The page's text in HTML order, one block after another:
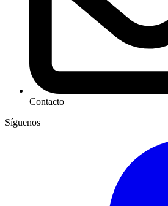
Contacto
Síguenos